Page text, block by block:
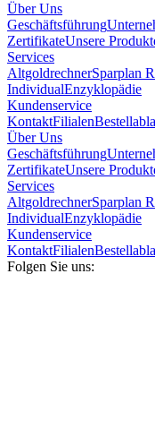
Über Uns
Geschäftsführung
ZertifikateUnsere
Services
AltgoldrechnerSparplan
IndividualEnzyklopädie
Kundenservice
KontaktFilialen
Über Uns
Geschäftsführung
ZertifikateUnsere
Services
AltgoldrechnerSparplan
IndividualEnzyklopädie
Kundenservice
KontaktFilialen
Folgen Sie uns: